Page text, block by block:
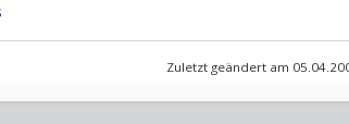
Zuletzt geändert am